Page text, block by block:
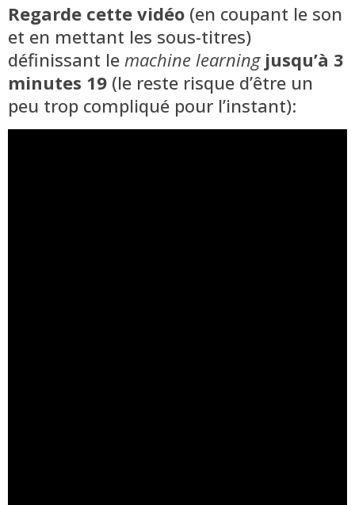
Regarde cette vidéo (en coupant le son
et en mettant les sous-titres)
définissant le machine learning jusqu’à 3
minutes 19 (le reste risque d’être un
peu trop compliqué pour l’instant):